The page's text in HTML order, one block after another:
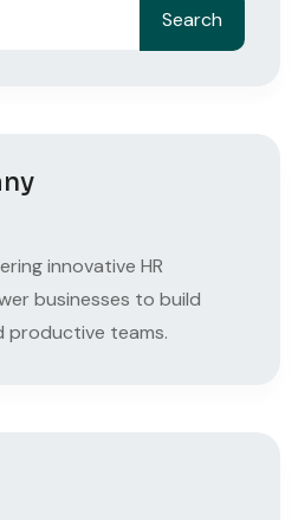
Search
innovative HR
businesses to build
productive teams.